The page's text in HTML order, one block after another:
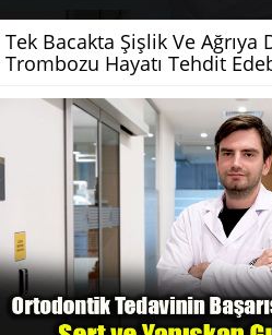
Tek Bacakta Şişlik Ve Ağrıya
Trombozu Hayatı Tehdit